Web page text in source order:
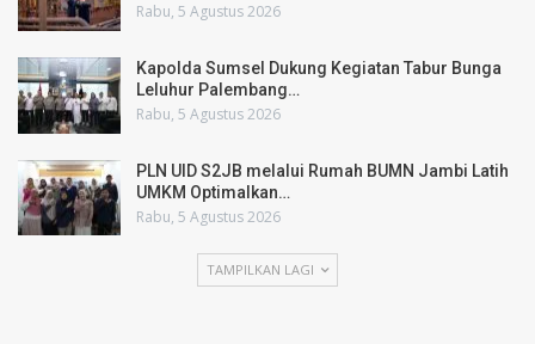
Rabu, 5 Agustus 2026
Kapolda Sumsel Dukung Kegiatan Tabur Bunga
Leluhur Palembang…
Rabu, 5 Agustus 2026
PLN UID S2JB melalui Rumah BUMN Jambi Latih
UMKM Optimalkan…
Rabu, 5 Agustus 2026
TAMPILKAN LAGI